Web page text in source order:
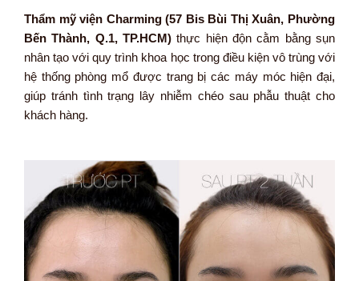
Thẩm mỹ viện Charming (57 Bis Bùi Thị Xuân, Phường
Bến Thành, Q.1, TP.HCM) thực hiện độn cằm bằng sụn
nhân tạo với quy trình khoa học trong điều kiện vô trùng với
hệ thống phòng mổ được trang bị các máy móc hiện đại,
giúp tránh tình trạng lây nhiễm chéo sau phẫu thuật cho
khách hàng.